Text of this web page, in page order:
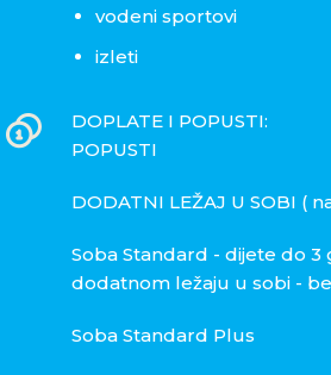
vodeni sportovi
izleti
DOPLATE I POPUSTI:
POPUSTI
DODATNI LEŽAJ U SOBI (
Soba Standard - dijete do 3
dodatnom ležaju u sobi -
Soba Standard Plus